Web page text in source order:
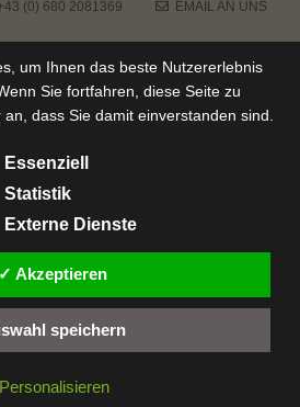
(0) 680 2081369
EMAIL AN UNS
um Ihnen das beste Nutzererlebnis
Sie fortfahren, diese Seite zu
dass Sie damit einverstanden sind.
Essenziell
Statistik
Externe Dienste
✓ Akzeptieren
speichern
Personalisieren